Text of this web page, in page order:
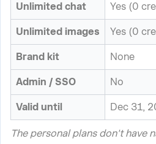
Unlimited chat Yes (0
Unlimited images Yes (0
Brand kit None
Admin / SSO No
Valid until Dec 31,
The personal plans don't have